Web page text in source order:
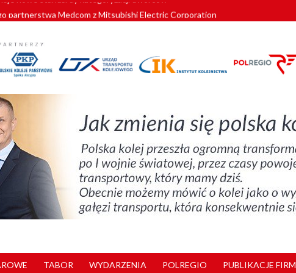
partnerstwa Medcom z Mitsubishi Electric Corporation
znów szuka dostawcy nowych EZT
kolejowych w północnej Wielkopolsce. Łatwiejsze dojazdy do pracy i szkoły
nowe standardy kategoryzacji dworców
TABOR WYDARZENIA POLREGIO PUBLIKACJE FIRM